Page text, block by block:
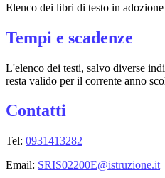
Elenco dei libri di testo in
Tempi e scadenze
L'elenco dei testi, salvo diverse
resta valido per il corrente anno
Contatti
Tel: 0931413282
Email: SRIS02200E@istruzione.it